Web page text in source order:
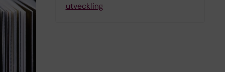
utveckling